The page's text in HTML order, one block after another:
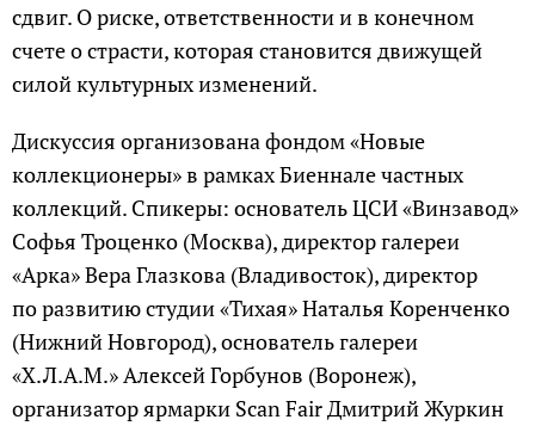
сдвиг. О риске, ответственности и в конечном
счете о страсти, которая становится движущей
силой культурных изменений.
Дискуссия организована фондом «Новые
коллекционеры» в рамках Биеннале частных
коллекций. Спикеры: основатель ЦСИ «Винзавод»
Софья Троценко (Москва), директор галереи
«Арка» Вера Глазкова (Владивосток), директор
по развитию студии «Тихая» Наталья Коренченко
(Нижний Новгород), основатель галереи
«Х.Л.А.М.» Алексей Горбунов (Воронеж),
организатор ярмарки Scan Fair Дмитрий Журкин